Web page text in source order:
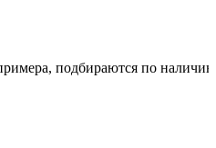
подбираются по